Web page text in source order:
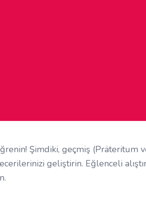
Şimdiki, geçmiş (Präteritum
geliştirin. Eğlenceli